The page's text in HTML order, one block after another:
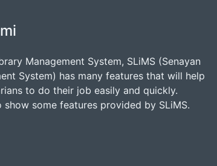
Management System, SLiMS (Senayan
System) has many features that will help
to do their job easily and quickly.
show some features provided by SLiMS.